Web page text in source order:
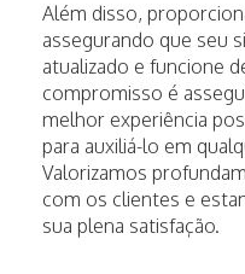
Além disso,
assegurando que seu
atualizado e funcione
compromisso é
melhor experiência
para auxiliá-lo em
Valorizamos
com os clientes e
sua plena satisfação.